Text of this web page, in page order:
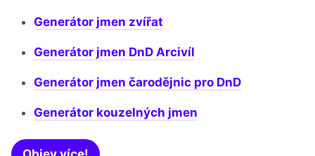
Generátor jmen zvířat
Generátor jmen DnD Arcivíl
Generátor jmen čarodějnic pro DnD
Generátor kouzelných jmen